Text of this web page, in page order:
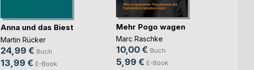
Anna und das Biest
Martin Rücker
24,99 € Buch
13,99 € E-Book
Mehr Pogo wagen
Marc Raschke
10,00 € Buch
5,99 € E-Book